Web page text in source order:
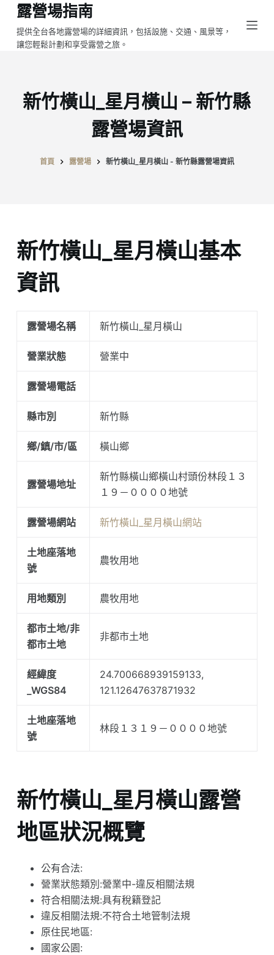
跳
至
主
露營場指南
提供全台各地露營場的詳細資訊，包括設施、交通、風景等，
讓您輕鬆計劃和享受露營之旅。
新竹橫山_星月橫山 – 新竹縣
露營場資訊
首頁 露營場 新竹橫山_星月橫山 - 新竹縣露營場資訊
新竹橫山_星月橫山基本
資訊
露營場名稱 新竹橫山_星月橫山
營業狀態 營業中
露營場電話
縣市別 新竹縣
鄉/鎮/市/區 橫山鄉
露營場地址
新竹縣橫山鄉橫山村頭份林段１３
１９－００００地號
露營場網站 新竹橫山_星月橫山網站
土地座落地
號
農牧用地
用地類別 農牧用地
都市土地/非
都市土地
非都市土地
經緯度
_WGS84
24.700668939159133,
121.12647637871932
土地座落地
號
林段１３１９－００００地號
新竹橫山_星月橫山露營
地區狀況概覽
公有合法:
營業狀態類別:營業中-違反相關法規
符合相關法規:具有稅籍登記
違反相關法規:不符合土地管制法規
原住民地區:
國家公園: